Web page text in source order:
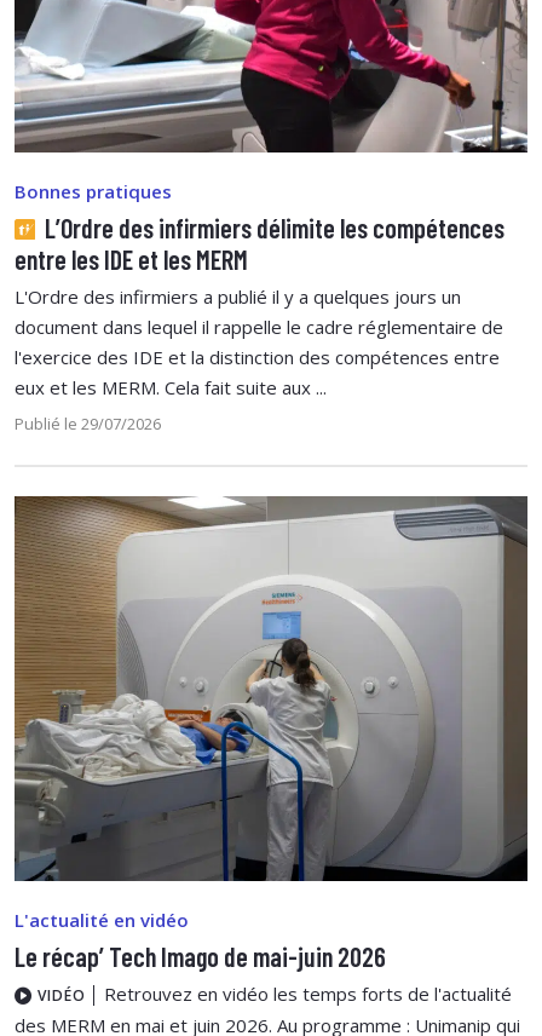
Bonnes pratiques
L’Ordre des infirmiers délimite les compétences
entre les IDE et les MERM
L'Ordre des infirmiers a publié il y a quelques jours un
document dans lequel il rappelle le cadre réglementaire de
l'exercice des IDE et la distinction des compétences entre
eux et les MERM. Cela fait suite aux ...
Publié le 29/07/2026
L'actualité en vidéo
Le récap’ Tech Imago de mai-juin 2026
VIDÉO
Retrouvez en vidéo les temps forts de l'actualité
des MERM en mai et juin 2026. Au programme : Unimanip qui